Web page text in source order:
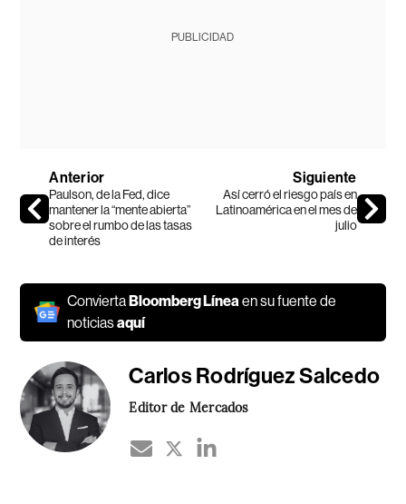
PUBLICIDAD
Anterior
Paulson, de la Fed, dice
mantener la “mente abierta”
sobre el rumbo de las tasas
de interés
Siguiente
Así cerró el riesgo país en
Latinoamérica en el mes de
julio
ConviertaBloomberg Línea en su fuente de
noticiasaquí
Carlos Rodríguez Salcedo
Editor de Mercados